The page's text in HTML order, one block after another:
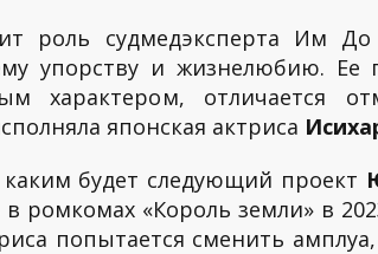
роль судмедэксперта Им
упорству и жизнелюбию. Ее
характером, отличается
японская актриса
будет следующий проект
ромкомах «Король земли» в
попытается сменить